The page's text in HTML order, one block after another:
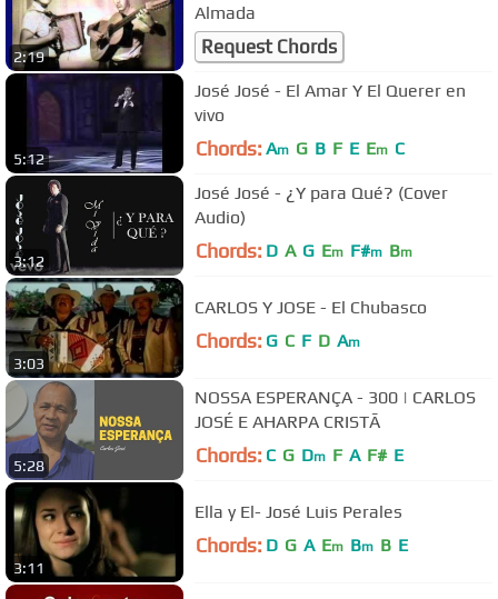
2:19
Almada
Request Chords
5:12
José José - El Amar Y El Querer en
vivo
Chords: Am G B F E Em C
3:12
José José - ¿Y para Qué? (Cover
Audio)
Chords: D A G Em F#m Bm
3:03
CARLOS Y JOSE - El Chubasco
Chords: G C F D Am
5:28
NOSSA ESPERANÇA - 300 | CARLOS
JOSÉ E AHARPA CRISTÃ
Chords: C G Dm F A F# E
3:11
Ella y El- José Luis Perales
Chords: D G A Em Bm B E